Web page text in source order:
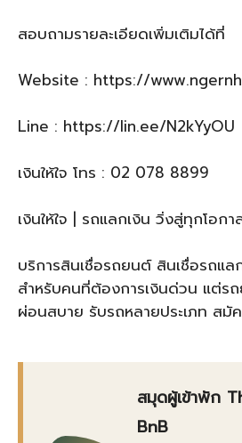
สอบถามรายละเอียดเพิ่มเติมได้ที่
Website : https://
Line : https://lin.ee/N2kYyOU
เงินให้ใจ โทร : 02 078 8899
เงินให้ใจ | รถแลกเงิน วิ่งสู่ทุกโอก
บริการสินเชื่อรถยนต์ สินเชื่อรถแลก
สำหรับคนที่ต้องการเงินด่วน แต่ร
ผ่อนสบาย รับรถหลายประเภท สมั
สมุดผู้เข้าพัก
BnB